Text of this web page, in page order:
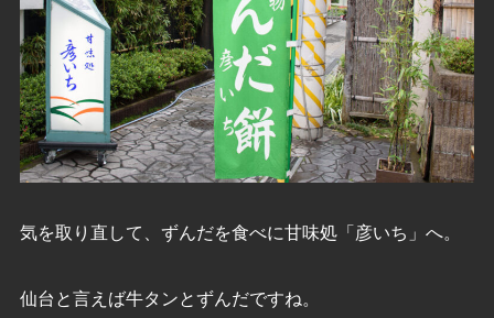
気を取り直して、ずんだを食べに甘味処「彦いち」へ。
仙台と言えば牛タンとずんだですね。